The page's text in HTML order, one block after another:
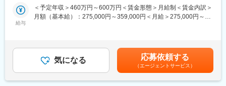
み、DX・自動化推進 などにもチャレンジ可能です。
年齢や社歴に関係なくコミュニケーションが取りやすく、相談し
やすい職場環境です。
■業務の魅力
応
・品質管理部（分析スタッフ）：医薬品原薬及び最終製剤の分析
・製造第2部（製造スタッフ（夜勤あり））：医薬品製剤の製造
※入社後はOJTを中心にしっかりサポート致します
給与
＜予定年収＞460万円～600万円＜賃金形態＞月給制＜賃金内訳＞
月額（基本給）：275,000円～359,000円＜月給＞275,000円～
（2024年度実績）、4.7ヶ月（2025年度実績）賃金はあくまでも
目安の金額であり、選考を通じて上下する可能性があります。月
給(月額)は固定手当を含めた表記です。
気になる 応募依頼する
（エージェントサービス）